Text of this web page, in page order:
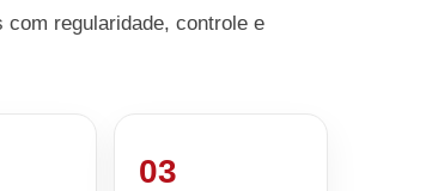
com regularidade, controle e
03